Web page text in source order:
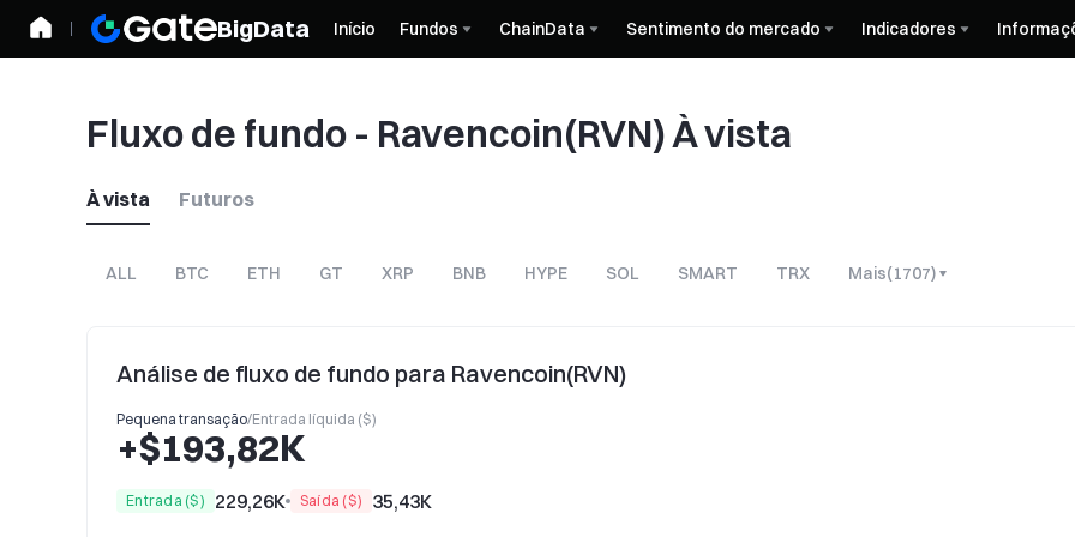
BigData Início Fundos ChainData Sentimento do mercado Indicadores
Fluxo de fundo - Ravencoin(RVN) À vista
À vista Futuros
ALL BTC ETH GT XRP BNB HYPE SOL SMART TRX Mais(1707)
Análise de fluxo de fundo para Ravencoin(RVN)
Pequena transação/Entrada líquida ($)
+$193,82K
Entrada ($) 229,26K Saída ($) 35,43K